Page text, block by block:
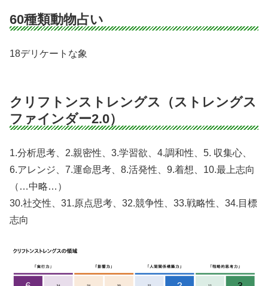
60種類動物占い
18デリケートな象
クリフトンストレングス（ストレングス
ファインダー2.0）
1.分析思考、2.親密性、3.学習欲、4.調和性、5. 収集心、
6.アレンジ、7.運命思考、8.活発性、9.着想、10.最上志向
（…中略…）
30.社交性、31.原点思考、32.競争性、33.戦略性、34.目標
志向